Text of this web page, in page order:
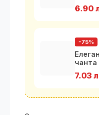
6.90
-75%
чанта
7.03